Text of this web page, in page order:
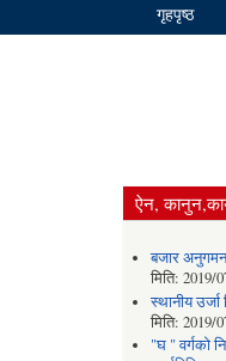
गृहपृष्ठ
ऐन,
बजार अनुगमन
मिति: 2019/
स्थानीय
मिति: 2019/
"घ " वर्गको